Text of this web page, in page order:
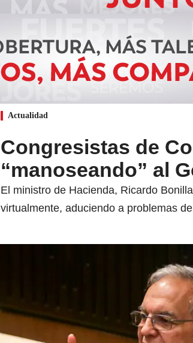
Actualidad
Congresistas de
“manoseando” al
El ministro de Hacienda, Ricardo
virtualmente, aduciendo a problemas